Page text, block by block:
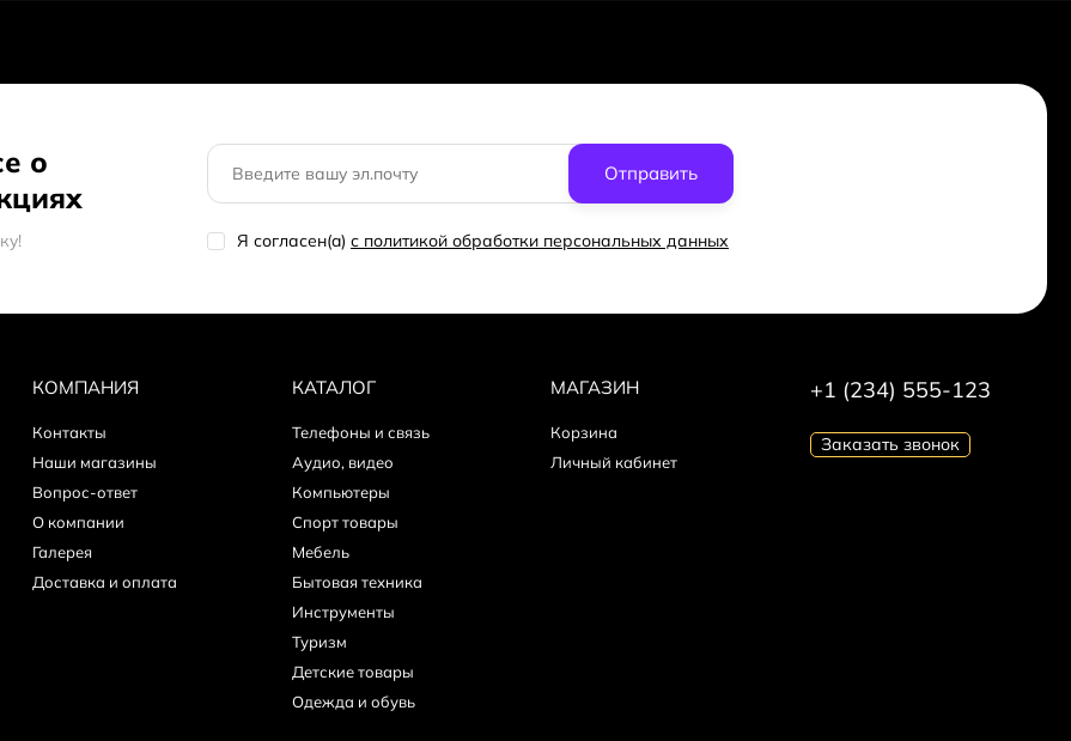
о
Отправить
Я согласен(a) с политикой обработки персональных данных
КОМПАНИЯ
Контакты
Наши магазины
Вопрос-ответ
О компании
Галерея
Доставка и оплата
КАТАЛОГ
Телефоны и связь
Аудио, видео
Компьютеры
Спорт товары
Мебель
Бытовая техника
Инструменты
Туризм
Детские товары
Одежда и обувь
МАГАЗИН
Корзина
Личный кабинет
+1 (234) 555-123
Заказать звонок